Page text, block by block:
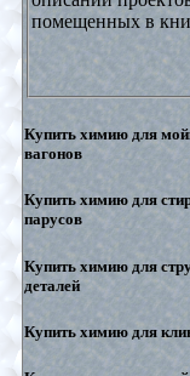
помещенных в
Купить химию для
вагонов
Купить химию для
парусов
Купить химию для
деталей
Купить химию для